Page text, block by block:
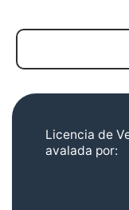
Licencia de
avalada por: